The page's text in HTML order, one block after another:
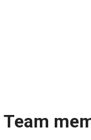
Team